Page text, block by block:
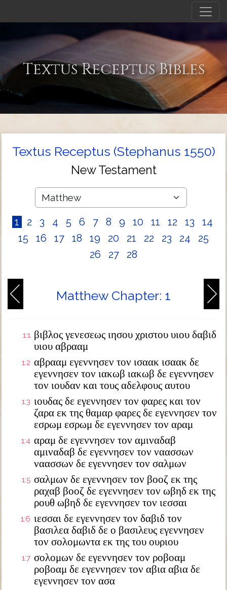
Textus Receptus Bibles
Textus Receptus (Stephanus 1550)
New Testament
1 2 3 4 5 6 7 8 9 10 11 12 13
14
15
16 17 18 19 20 21 22 23 24
25
26
27 28
Matthew Chapter: 1
1:1 βιβλος γενεσεως ιησου χριστου υιου δαβιδ
υιου αβρααμ
1:2 αβρααμ εγεννησεν τον ισαακ ισαακ δε
εγεννησεν τον ιακωβ ιακωβ δε εγεννησεν
τον ιουδαν και τους αδελφους αυτου
1:3 ιουδας δε εγεννησεν τον φαρες και τον
ζαρα εκ της θαμαρ φαρες δε εγεννησεν τον
εσρωμ εσρωμ δε εγεννησεν τον αραμ
1:4 αραμ δε εγεννησεν τον αμιναδαβ
αμιναδαβ δε εγεννησεν τον ναασσων
ναασσων δε εγεννησεν τον σαλμων
1:5 σαλμων δε εγεννησεν τον βοοζ εκ της
ραχαβ βοοζ δε εγεννησεν τον ωβηδ εκ της
ρουθ ωβηδ δε εγεννησεν τον ιεσσαι
1:6 ιεσσαι δε εγεννησεν τον δαβιδ τον
βασιλεα δαβιδ δε ο βασιλευς εγεννησεν
τον σολομωντα εκ της του ουριου
1:7 σολομων δε εγεννησεν τον ροβοαμ
ροβοαμ δε εγεννησεν τον αβια αβια δε
εγεννησεν τον ασα